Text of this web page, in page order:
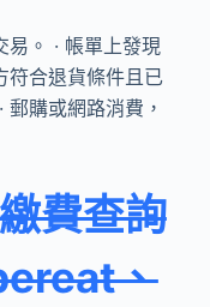
。 · 帳單上發現
符合退貨條件且已
購或網路消費，
費查詢
、